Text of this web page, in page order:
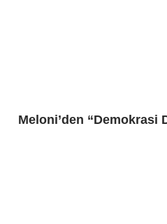
Meloni’den “Demokrasi